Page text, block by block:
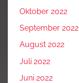
Oktober 2022
September 2022
August 2022
Juli 2022
Juni 2022